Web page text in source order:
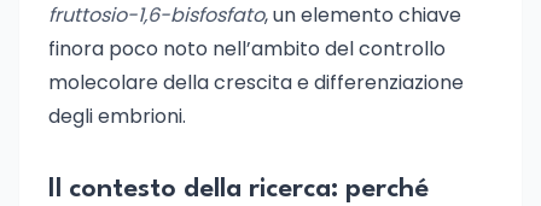
fruttosio-1,6-bisfosfato, un elemento chiave
finora poco noto nell’ambito del controllo
molecolare della crescita e differenziazione
degli embrioni.
Il contesto della ricerca: perché